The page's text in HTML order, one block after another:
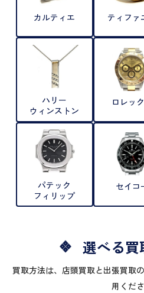
カルティエ ティファ
ハリー
ウィンストン
ロレッ
パテック
フィリップ
セイコ
選べる買
買取方法は、店頭買取と出張買取
用くだ